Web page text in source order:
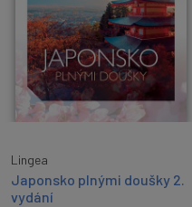
Lingea
Japonsko plnými doušky 2.
vydání